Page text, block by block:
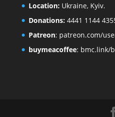
Location:Ukraine, Kyiv.
Donations:4441 1144
Patreon: patreon.com/
buymeacoffee: bmc.link/